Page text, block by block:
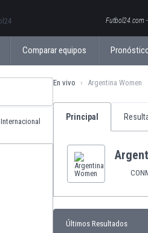
Futbol24.com
Comparar equipos
Internacional
En vivo Argentina Women
Principal
Últimos Resultados